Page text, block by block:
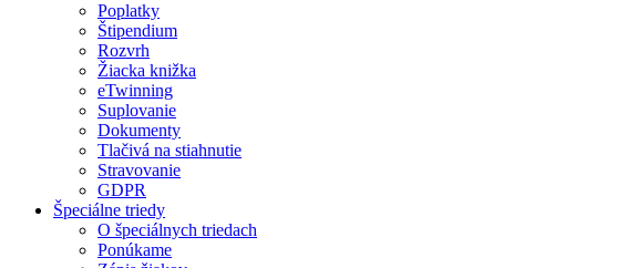
Poplatky
Štipendium
Rozvrh
Žiacka knižka
eTwinning
Suplovanie
Dokumenty
Tlačivá na stiahnutie
Stravovanie
GDPR
Špeciálne triedy
O špeciálnych triedach
Ponúkame